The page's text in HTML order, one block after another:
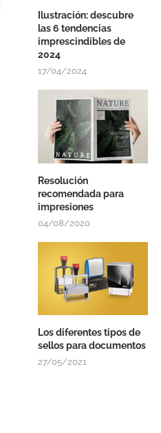
Ilustración: descubre
las 6 tendencias
imprescindibles de
2024
17/04/2024
Resolución
recomendada para
impresiones
04/08/2020
Los diferentes tipos de
sellos para documentos
27/05/2021